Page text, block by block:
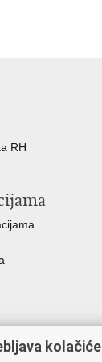
RH
kolačiće